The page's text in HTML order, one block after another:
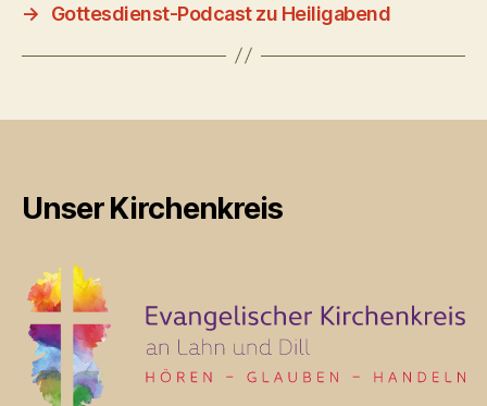
→
Gottesdienst-Podcast zu Heiligabend
Unser Kirchenkreis